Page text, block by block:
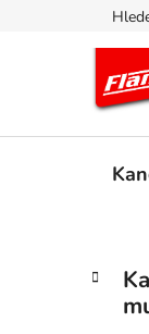
PPřeskočit
K
a